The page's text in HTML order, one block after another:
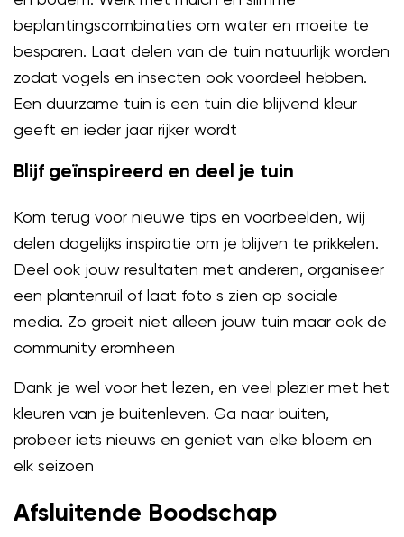
beplantingscombinaties om water en moeite te
besparen. Laat delen van de tuin natuurlijk worden
zodat vogels en insecten ook voordeel hebben.
Een duurzame tuin is een tuin die blijvend kleur
geeft en ieder jaar rijker wordt
Blijf geïnspireerd en deel je tuin
Kom terug voor nieuwe tips en voorbeelden, wij
delen dagelijks inspiratie om je blijven te prikkelen.
Deel ook jouw resultaten met anderen, organiseer
een plantenruil of laat foto s zien op sociale
media. Zo groeit niet alleen jouw tuin maar ook de
community eromheen
Dank je wel voor het lezen, en veel plezier met het
kleuren van je buitenleven. Ga naar buiten,
probeer iets nieuws en geniet van elke bloem en
elk seizoen
Afsluitende Boodschap